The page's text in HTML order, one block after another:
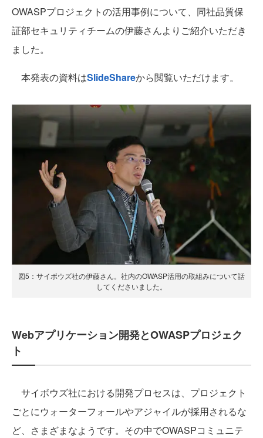
OWASPプロジェクトの活用事例について、同社品質保
証部セキュリティチームの伊藤さんよりご紹介いただき
ました。
本発表の資料はSlideShareから閲覧いただけます。
図5：サイボウズ社の伊藤さん。社内のOWASP活用の取組みについて話
してくださいました。
Webアプリケーション開発とOWASPプロジェク
ト
サイボウズ社における開発プロセスは、プロジェクト
ごとにウォーターフォールやアジャイルが採用されるな
ど、さまざまなようです。その中でOWASPコミュニテ